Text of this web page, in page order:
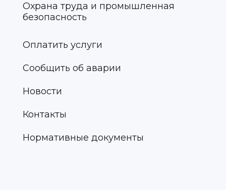
Охрана труда и промышленная
безопасность
Оплатить услуги
Сообщить об аварии
Новости
Контакты
Нормативные документы